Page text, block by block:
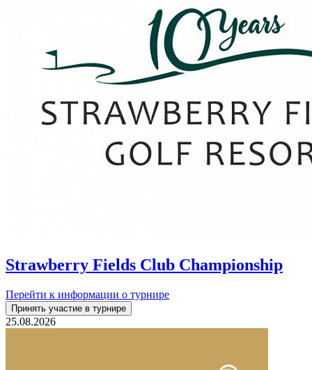
Strawberry Fields Club Championship
Перейти к информации о турнире
Принять участие в турнире
25.08.2026